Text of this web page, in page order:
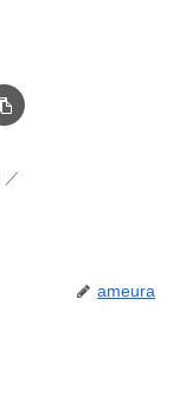
ameura